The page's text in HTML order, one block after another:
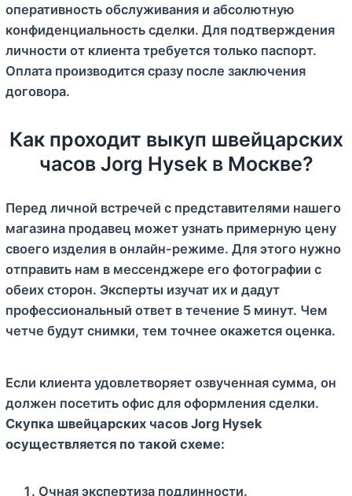
оперативность обслуживания и абсолютную
конфиденциальность сделки. Для подтверждения
личности от клиента требуется только паспорт.
Оплата производится сразу после заключения
договора.
Как проходит выкуп швейцарских
часов Jorg Hysek в Москве?
Перед личной встречей с представителями нашего
магазина продавец может узнать примерную цену
своего изделия в онлайн-режиме. Для этого нужно
отправить нам в мессенджере его фотографии с
обеих сторон. Эксперты изучат их и дадут
профессиональный ответ в течение 5 минут. Чем
четче будут снимки, тем точнее окажется оценка.
Если клиента удовлетворяет озвученная сумма, он
должен посетить офис для оформления сделки.
Скупка швейцарских часов Jorg Hysek
осуществляется по такой схеме:
Очная экспертиза подлинности.